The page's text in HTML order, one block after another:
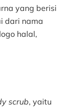
yang berisi
dari nama
halal,
scrub, yaitu